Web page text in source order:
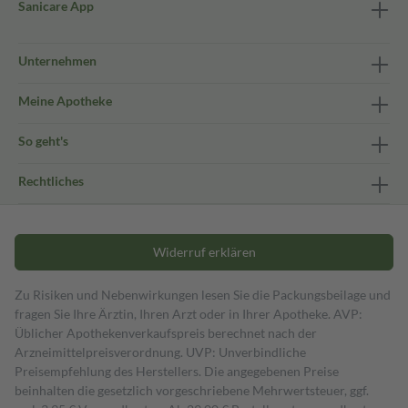
Sanicare App
Unternehmen
Meine Apotheke
So geht's
Rechtliches
Widerruf erklären
Zu Risiken und Nebenwirkungen lesen Sie die Packungsbeilage und
fragen Sie Ihre Ärztin, Ihren Arzt oder in Ihrer Apotheke. AVP:
Üblicher Apothekenverkaufspreis berechnet nach der
Arzneimittelpreisverordnung. UVP: Unverbindliche
Preisempfehlung des Herstellers. Die angegebenen Preise
beinhalten die gesetzlich vorgeschriebene Mehrwertsteuer, ggf.